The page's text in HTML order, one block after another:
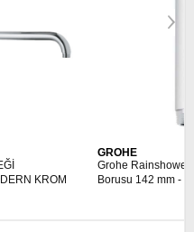
Grohe Rainshower Tavan İniş
Borusu 142 mm - 28724000